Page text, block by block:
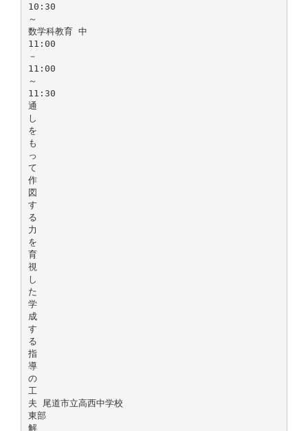
10:30
～
数学科教育 中
11:00
－
11:00
～
11:30
通
し
を
も
っ
て
作
図
す
る
力
を
育
視
し
た
学
成
す
る
指
導
の
工
夫 尾道市立高西中学校
東部
解